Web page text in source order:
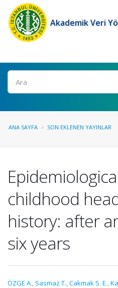
Akademik Veri
Ara
ANA SAYFA SON EKLENEN YAYINLAR
childhood
history: after
six years
ÖZGE A., Sasmaz T.,Cakmak S. E.,